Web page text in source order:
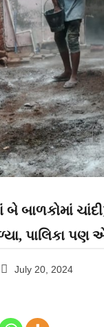
બે બાળકોમાં
પાલિકા પણ
July 20, 2024